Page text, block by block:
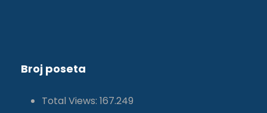
Broj poseta
Total Views: 167.249